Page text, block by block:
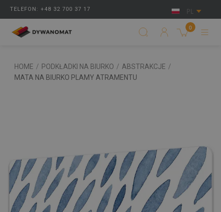
TELEFON: +48 32 700 37 17 PL
0
HOME / PODKŁADKI NA BIURKO / ABSTRAKCJE /
MATA NA BIURKO PLAMY ATRAMENTU